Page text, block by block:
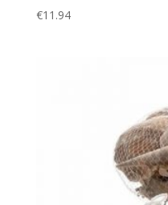
€11.94